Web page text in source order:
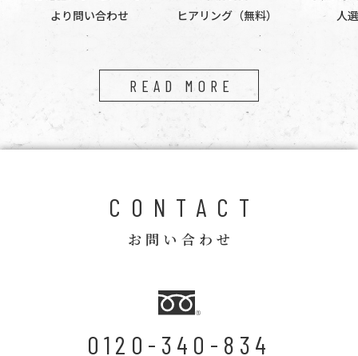
より問い合わせ
ヒアリング（無料）
人選
READ MORE
CONTACT
お問い合わせ
0120-340-834